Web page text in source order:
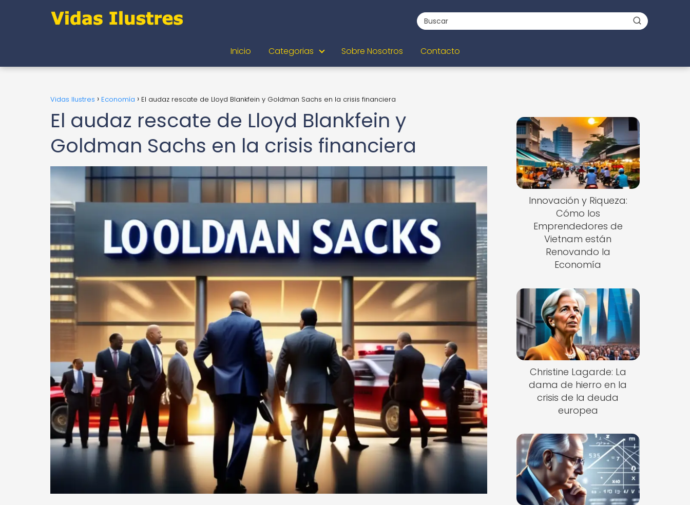
Inicio Categorias Sobre Nosotros Contacto
Vidas Ilustres Economía El audaz rescate de Lloyd Blankfein y Goldman Sachs en la crisis financiera
El audaz rescate de Lloyd Blankfein y
Goldman Sachs en la crisis financiera
Innovación y Riqueza:
Cómo los
Emprendedores de
Vietnam están
Renovando la
Economía
Christine Lagarde: La
dama de hierro en la
crisis de la deuda
europea